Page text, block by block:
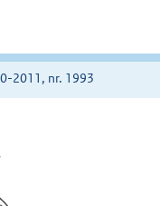
2011, nr. 1993